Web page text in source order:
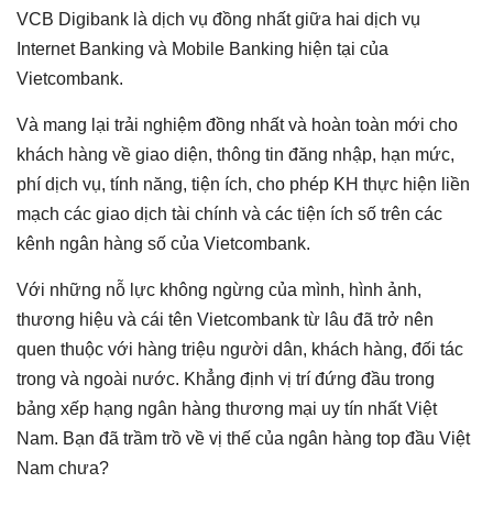
VCB Digibank là dịch vụ đồng nhất giữa hai dịch vụ
Internet Banking và Mobile Banking hiện tại của
Vietcombank.
Và mang lại trải nghiệm đồng nhất và hoàn toàn mới cho
khách hàng về giao diện, thông tin đăng nhập, hạn mức,
phí dịch vụ, tính năng, tiện ích, cho phép KH thực hiện liền
mạch các giao dịch tài chính và các tiện ích số trên các
kênh ngân hàng số của Vietcombank.
Với những nỗ lực không ngừng của mình, hình ảnh,
thương hiệu và cái tên Vietcombank từ lâu đã trở nên
quen thuộc với hàng triệu người dân, khách hàng, đối tác
trong và ngoài nước. Khẳng định vị trí đứng đầu trong
bảng xếp hạng ngân hàng thương mại uy tín nhất Việt
Nam. Bạn đã trầm trồ về vị thế của ngân hàng top đầu Việt
Nam chưa?